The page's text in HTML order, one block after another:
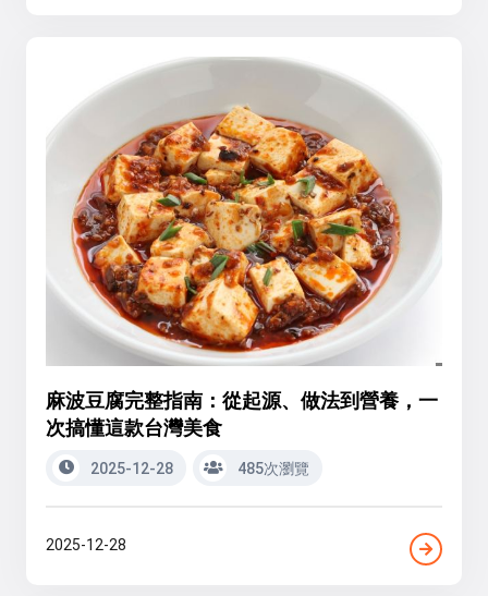
麻波豆腐完整指南：從起源、做法到營養，一
次搞懂這款台灣美食
2025-12-28 485次瀏覽
2025-12-28